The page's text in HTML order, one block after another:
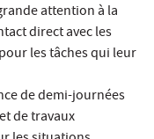
attention à la
direct avec les
les tâches qui leur
de demi-journées
de travaux